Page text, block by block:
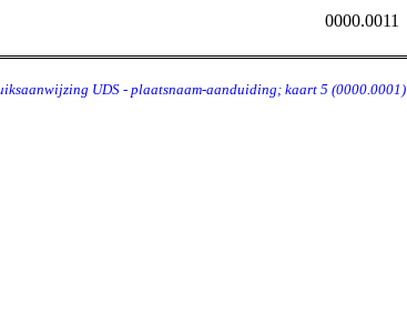
0000.0011
UDS - plaatsnaam-aanduiding; kaart 5 (0000.0001)